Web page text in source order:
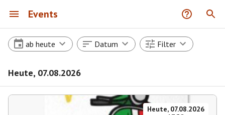
Events
ab heute Datum Filter
Heute, 07.08.2026
Heute, 07.08.2026